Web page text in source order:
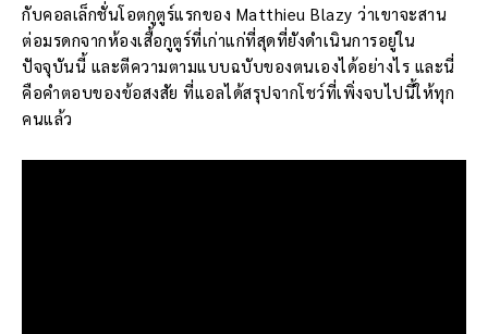
กับคอลเล็กชั่นโอตกูตูร์แรกของ Matthieu Blazy ว่าเขาจะสาน
ต่อมรดกจากห้องเสื้อกูตูร์ที่เก่าแก่ที่สุดที่ยังดำเนินการอยู่ใน
ปัจจุบันนี้ และตีความตามแบบฉบับของตนเองได้อย่างไร และนี่
คือคำตอบของข้อสงสัย ที่แอลได้สรุปจากโชว์ที่เพิ่งจบไปนี้ให้ทุก
คนแล้ว